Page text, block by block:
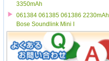
3350mAh
061384 061385 061386 2230mAh
Bose Soundlink Mini I